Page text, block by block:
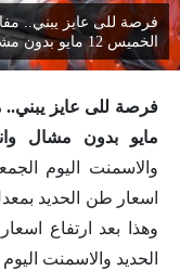
فرصة للى عايز يبني..
الخميس 12 مايو بدون مشال وانهيار للأسمنت
مايو بدون مشال
والاسمنت اليوم
وهذا بعد ارتفاع
الحديد والاسمنت اليوم